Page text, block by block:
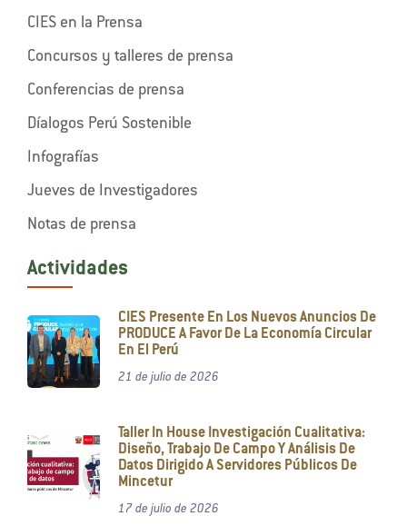
CIES en la Prensa
Concursos y talleres de prensa
Conferencias de prensa
Díalogos Perú Sostenible
Infografías
Jueves de Investigadores
Notas de prensa
Actividades
CIES Presente En Los Nuevos Anuncios De
PRODUCE A Favor De La Economía Circular
En El Perú
21 de julio de 2026
Taller In House Investigación Cualitativa:
Diseño, Trabajo De Campo Y Análisis De
Datos Dirigido A Servidores Públicos De
Mincetur
17 de julio de 2026